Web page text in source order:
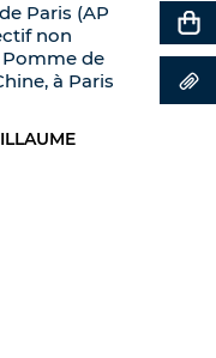
Paris (AP
non
de
à Paris